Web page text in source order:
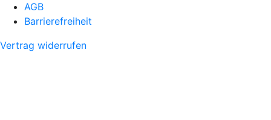
AGB
Barrierefreiheit
Vertrag widerrufen